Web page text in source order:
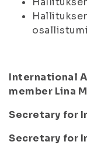
International
member Lina
Secretary for
Secretary for